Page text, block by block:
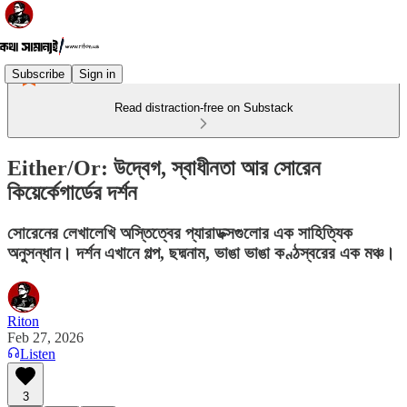
Subscribe Sign in
Read distraction-free on Substack
Either/Or: উদ্বেগ, স্বাধীনতা আর সোরেন
কিয়ের্কেগার্ডের দর্শন
সোরেনের লেখালেখি অস্তিত্বের প্যারাডক্সগুলোর এক সাহিত্যিক
অনুসন্ধান। দর্শন এখানে গল্প, ছদ্মনাম, ভাঙা ভাঙা কণ্ঠস্বরের এক মঞ্চ।
Riton
Feb 27, 2026
Listen
3